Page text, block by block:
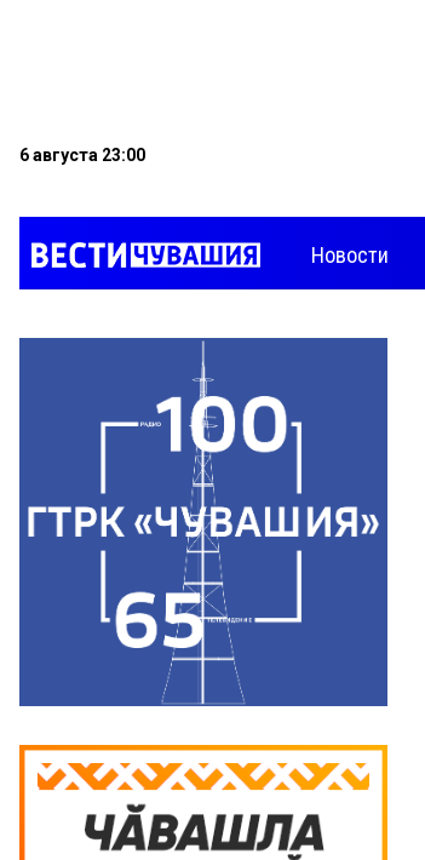
6 августа 23:00
Новости